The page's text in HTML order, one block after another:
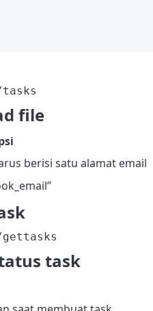
file
berisi satu alamat email
task